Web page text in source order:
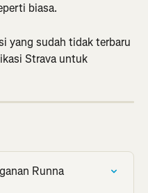
biasa.
yang sudah tidak terbaru
Strava untuk
Runna